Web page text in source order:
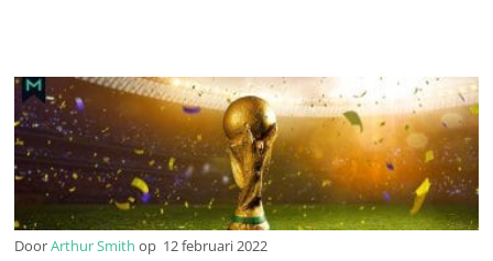
DoorArthur Smith op 12 februari 2022